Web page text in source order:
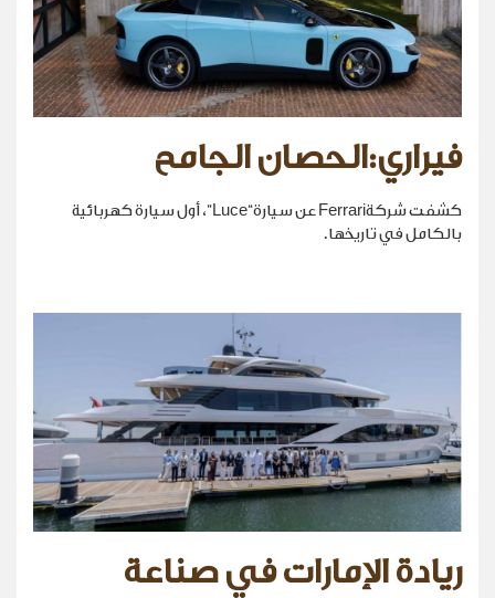
فيراري:الحصان الجامح
كشفت شركةFerrari عن سيارة“Luce”، أول سيارة كهربائية
بالكامل في تاريخها.
ريادة الإمارات في صناعة